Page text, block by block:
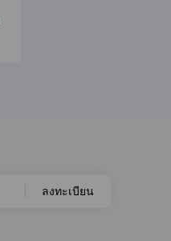
ลงทะเบียน